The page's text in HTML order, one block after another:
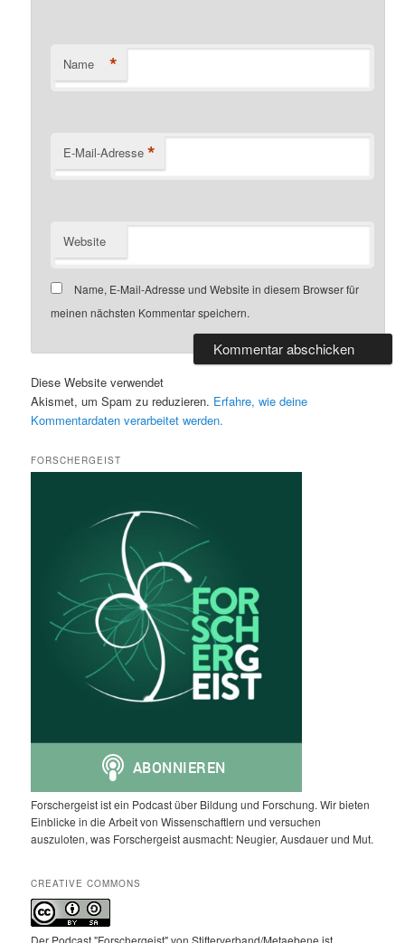
Name *
E-Mail-Adresse *
Website
Name, E-Mail-Adresse und Website in diesem Browser für
meinen nächsten Kommentar speichern.
Diese Website verwendet
Akismet, um Spam zu reduzieren. Erfahre, wie deine
Kommentardaten verarbeitet werden.
FORSCHERGEIST
Forschergeist ist ein Podcast über Bildung und Forschung. Wir bieten
Einblicke in die Arbeit von Wissenschaftlern und versuchen
auszuloten, was Forschergeist ausmacht: Neugier, Ausdauer und Mut.
CREATIVE COMMONS